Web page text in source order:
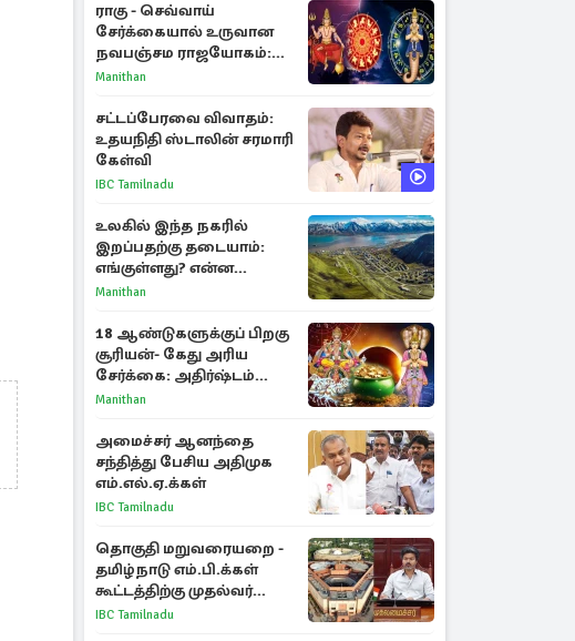
ராகு - செவ்வாய்
சேர்க்கையால் உருவான
நவபஞ்சம ராஜயோகம்:
அதிர்ஷ்டம் பெறும் 3
Manithan
சட்டப்பேரவை விவாதம்:
உதயநிதி ஸ்டாலின் சரமாரி
கேள்வி
IBC Tamilnadu
உலகில் இந்த நகரில்
இறப்பதற்கு தடையாம்:
எங்குள்ளது? என்ன
காரணம் தெரியுமா?
Manithan
18 ஆண்டுகளுக்குப் பிறகு
சூரியன்- கேது அரிய
சேர்க்கை: அதிர்ஷ்டம்
பெறும் 3 ராசிகள்!
Manithan
அமைச்சர் ஆனந்தை
சந்தித்து பேசிய அதிமுக
எம்.எல்.ஏ.க்கள்
IBC Tamilnadu
தொகுதி மறுவரையறை -
தமிழ்நாடு எம்.பி.க்கள்
கூட்டத்திற்கு முதல்வர்
விஜய் அழைப்பு
IBC Tamilnadu